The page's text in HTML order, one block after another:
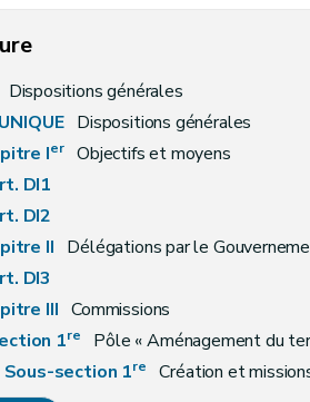
Dispositions générales
Dispositions générales
Ier
Objectifs et moyens
DI1
DI2
II Délégations par le
DI3
III Commissions
1re
Pôle « Aménagement du
Sous-section 1re
Création et